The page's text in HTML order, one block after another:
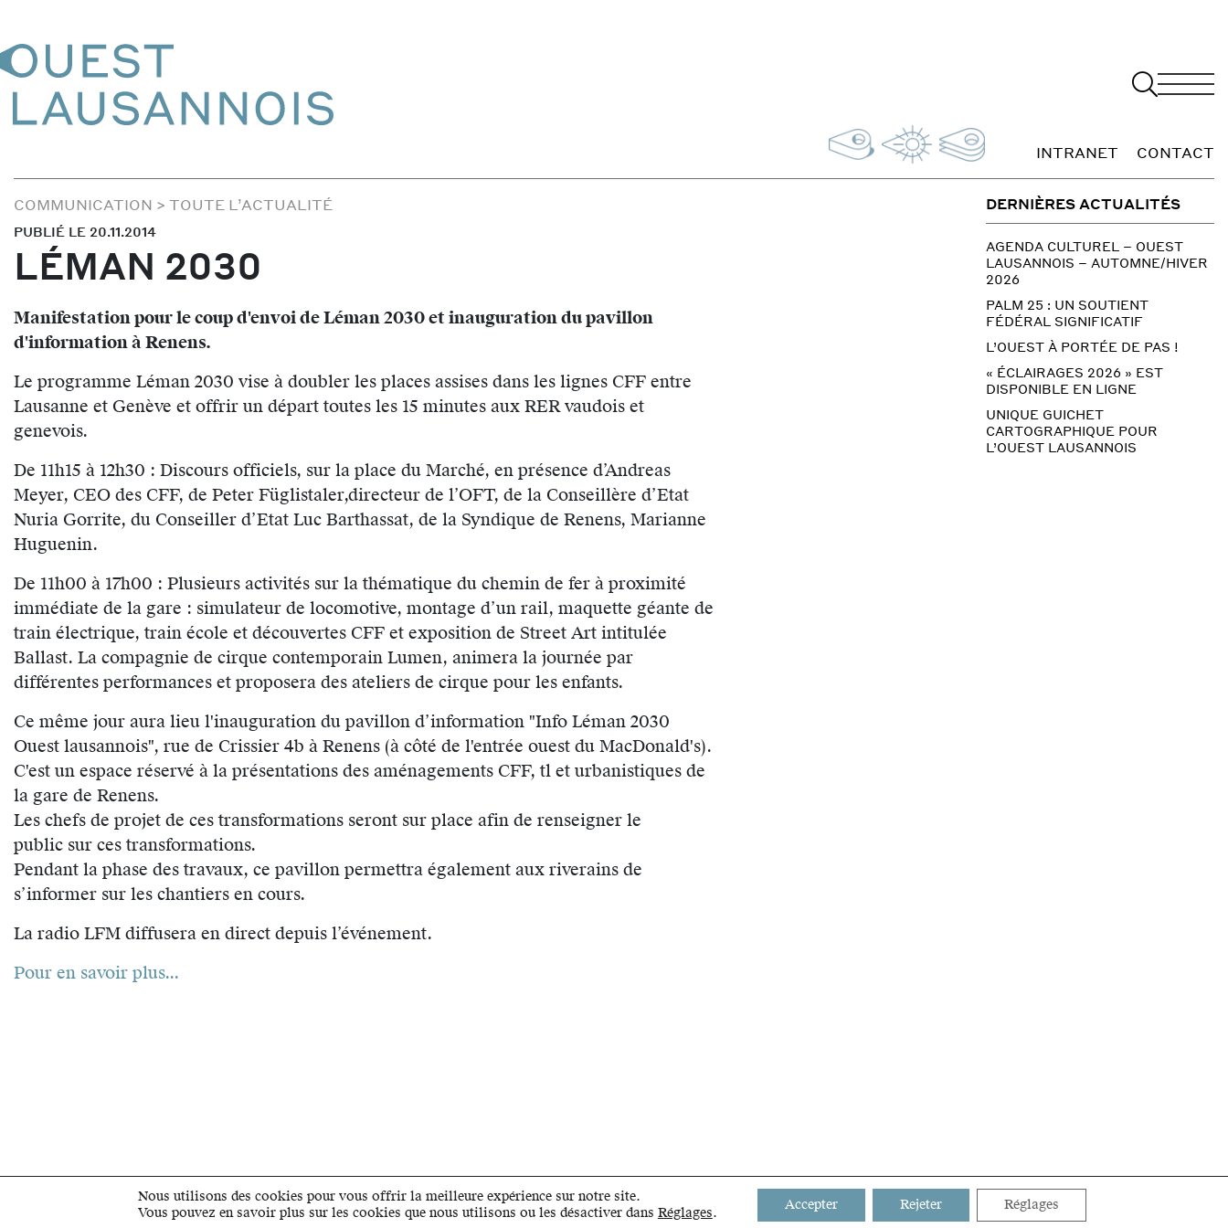
INTRANET CONTACT
COMMUNICATION > TOUTE L’ACTUALITÉ
PUBLIÉ LE 20.11.2014
LÉMAN 2030
Manifestation pour le coup d'envoi de Léman 2030 et inauguration du pavillon
d'information à Renens.
Le programme Léman 2030 vise à doubler les places assises dans les lignes CFF entre
Lausanne et Genève et offrir un départ toutes les 15 minutes aux RER vaudois et
genevois.
De 11h15 à 12h30 : Discours officiels, sur la place du Marché, en présence d’Andreas
Meyer, CEO des CFF, de Peter Füglistaler,directeur de l’OFT, de la Conseillère d’Etat
Nuria Gorrite, du Conseiller d’Etat Luc Barthassat, de la Syndique de Renens, Marianne
Huguenin.
De 11h00 à 17h00 : Plusieurs activités sur la thématique du chemin de fer à proximité
immédiate de la gare : simulateur de locomotive, montage d’un rail, maquette géante de
train électrique, train école et découvertes CFF et exposition de Street Art intitulée
Ballast. La compagnie de cirque contemporain Lumen, animera la journée par
différentes performances et proposera des ateliers de cirque pour les enfants.
Ce même jour aura lieu l'inauguration du pavillon d’information "Info Léman 2030
Ouest lausannois", rue de Crissier 4b à Renens (à côté de l'entrée ouest du MacDonald's).
C'est un espace réservé à la présentations des aménagements CFF, tl et urbanistiques de
la gare de Renens.
Les chefs de projet de ces transformations seront sur place afin de renseigner le
public sur ces transformations.
Pendant la phase des travaux, ce pavillon permettra également aux riverains de
s’informer sur les chantiers en cours.
La radio LFM diffusera en direct depuis l’événement.
Pour en savoir plus...
DERNIÈRES ACTUALITÉS
AGENDA CULTUREL – OUEST
LAUSANNOIS – AUTOMNE/HIVER
2026
PALM 25 : UN SOUTIENT
FÉDÉRAL SIGNIFICATIF
L’OUEST À PORTÉE DE PAS !
« ÉCLAIRAGES 2026 » EST
DISPONIBLE EN LIGNE
UNIQUE GUICHET
CARTOGRAPHIQUE POUR
L’OUEST LAUSANNOIS
Nous utilisons des cookies pour vous offrir la meilleure expérience sur notre site.
Vous pouvez en savoir plus sur les cookies que nous utilisons ou les désactiver dans Réglages. Accepter Rejeter Réglages